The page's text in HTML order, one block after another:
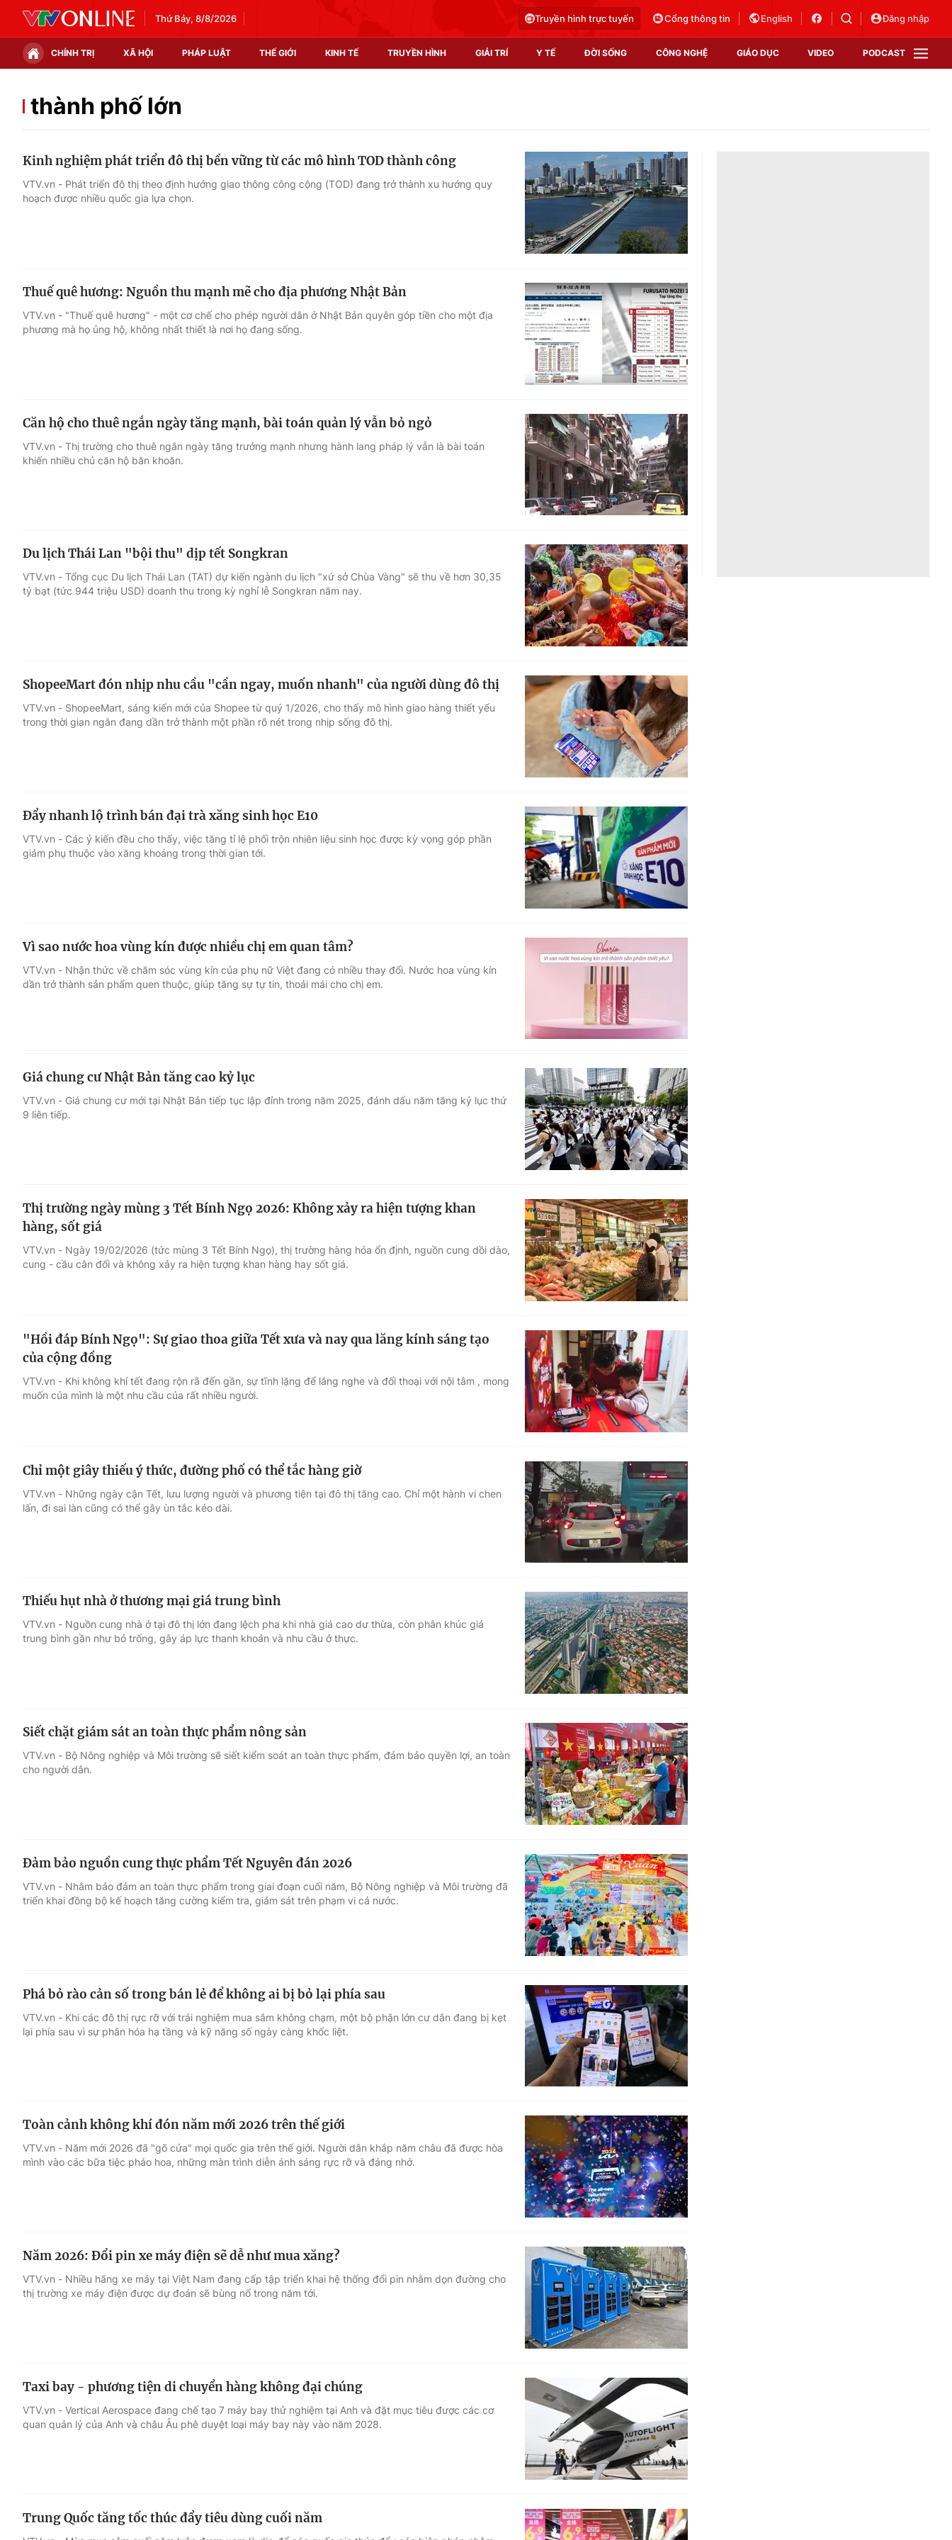
Thứ Bảy, 8/8/2026 Truyền hình trực tuyến Cổng thông tin English Đăng nhập
CHÍNH TRỊ XÃ HỘI PHÁP LUẬT THẾ GIỚI KINH TẾ TRUYỀN HÌNH GIẢI TRÍ Y TẾ ĐỜI SỐNG CÔNG NGHỆ GIÁO DỤC VIDEO PODCAST
Chính trị
Thế giới đó đây
Video
Shorts video
Podcast
EMagazine
Photo
Infographic
Góc ảnh
Điện ảnh
Âm nhạc
Sao
Du lịch
Làm đẹp
Tuyển sinh
Học trực tuyến
Công nghệ
Hitech Công nghệ tương lai
Sản phẩm
Thị trường
Tư vấn
VTV Sức khoẻ
thành phố lớn
Kinh nghiệm phát triển đô thị bền vững từ các mô hình TOD thành công
VTV.vn - Phát triển đô thị theo định hướng giao thông công cộng (TOD) đang trở thành xu hướng quy
hoạch được nhiều quốc gia lựa chọn.
Thuế quê hương: Nguồn thu mạnh mẽ cho địa phương Nhật Bản
VTV.vn - "Thuế quê hương" - một cơ chế cho phép người dân ở Nhật Bản quyên góp tiền cho một địa
phương mà họ ủng hộ, không nhất thiết là nơi họ đang sống.
Căn hộ cho thuê ngắn ngày tăng mạnh, bài toán quản lý vẫn bỏ ngỏ
VTV.vn - Thị trường cho thuê ngắn ngày tăng trưởng mạnh nhưng hành lang pháp lý vẫn là bài toán
khiến nhiều chủ căn hộ băn khoăn.
Du lịch Thái Lan "bội thu" dịp tết Songkran
VTV.vn - Tổng cục Du lịch Thái Lan (TAT) dự kiến ngành du lịch "xứ sở Chùa Vàng" sẽ thu về hơn 30,35
tỷ bạt (tức 944 triệu USD) doanh thu trong kỳ nghỉ lễ Songkran năm nay.
ShopeeMart đón nhịp nhu cầu "cần ngay, muốn nhanh" của người dùng đô thị
VTV.vn - ShopeeMart, sáng kiến mới của Shopee từ quý 1/2026, cho thấy mô hình giao hàng thiết yếu
trong thời gian ngắn đang dần trở thành một phần rõ nét trong nhịp sống đô thị.
Đẩy nhanh lộ trình bán đại trà xăng sinh học E10
VTV.vn - Các ý kiến đều cho thấy, việc tăng tỉ lệ phối trộn nhiên liệu sinh học được kỳ vọng góp phần
giảm phụ thuộc vào xăng khoáng trong thời gian tới.
Vì sao nước hoa vùng kín được nhiều chị em quan tâm?
VTV.vn - Nhận thức về chăm sóc vùng kín của phụ nữ Việt đang có nhiều thay đổi. Nước hoa vùng kín
dần trở thành sản phẩm quen thuộc, giúp tăng sự tự tin, thoải mái cho chị em.
Giá chung cư Nhật Bản tăng cao kỷ lục
VTV.vn - Giá chung cư mới tại Nhật Bản tiếp tục lập đỉnh trong năm 2025, đánh dấu năm tăng kỷ lục thứ
9 liên tiếp.
Thị trường ngày mùng 3 Tết Bính Ngọ 2026: Không xảy ra hiện tượng khan
hàng, sốt giá
VTV.vn - Ngày 19/02/2026 (tức mùng 3 Tết Bính Ngọ), thị trường hàng hóa ổn định, nguồn cung dồi dào,
cung - cầu cân đối và không xảy ra hiện tượng khan hàng hay sốt giá.
"Hồi đáp Bính Ngọ": Sự giao thoa giữa Tết xưa và nay qua lăng kính sáng tạo
của cộng đồng
VTV.vn - Khi không khí tết đang rộn rã đến gần, sự tĩnh lặng để lắng nghe và đối thoại với nội tâm , mong
muốn của mình là một nhu cầu của rất nhiều người.
Chỉ một giây thiếu ý thức, đường phố có thể tắc hàng giờ
VTV.vn - Những ngày cận Tết, lưu lượng người và phương tiện tại đô thị tăng cao. Chỉ một hành vi chen
lấn, đi sai làn cũng có thể gây ùn tắc kéo dài.
Thiếu hụt nhà ở thương mại giá trung bình
VTV.vn - Nguồn cung nhà ở tại đô thị lớn đang lệch pha khi nhà giá cao dư thừa, còn phân khúc giá
trung bình gần như bỏ trống, gây áp lực thanh khoản và nhu cầu ở thực.
Siết chặt giám sát an toàn thực phẩm nông sản
VTV.vn - Bộ Nông nghiệp và Môi trường sẽ siết kiểm soát an toàn thực phẩm, đảm bảo quyền lợi, an toàn
cho người dân.
Đảm bảo nguồn cung thực phẩm Tết Nguyên đán 2026
VTV.vn - Nhằm bảo đảm an toàn thực phẩm trong giai đoạn cuối năm, Bộ Nông nghiệp và Môi trường đã
triển khai đồng bộ kế hoạch tăng cường kiểm tra, giám sát trên phạm vi cả nước.
Phá bỏ rào cản số trong bán lẻ để không ai bị bỏ lại phía sau
VTV.vn - Khi các đô thị rực rỡ với trải nghiệm mua sắm không chạm, một bộ phận lớn cư dân đang bị kẹt
lại phía sau vì sự phân hóa hạ tầng và kỹ năng số ngày càng khốc liệt.
Toàn cảnh không khí đón năm mới 2026 trên thế giới
VTV.vn - Năm mới 2026 đã "gõ cửa" mọi quốc gia trên thế giới. Người dân khắp năm châu đã được hòa
mình vào các bữa tiệc pháo hoa, những màn trình diễn ánh sáng rực rỡ và đáng nhớ.
Năm 2026: Đổi pin xe máy điện sẽ dễ như mua xăng?
VTV.vn - Nhiều hãng xe máy tại Việt Nam đang cấp tập triển khai hệ thống đổi pin nhằm dọn đường cho
thị trường xe máy điện được dự đoán sẽ bùng nổ trong năm tới.
Taxi bay - phương tiện di chuyển hàng không đại chúng
VTV.vn - Vertical Aerospace đang chế tạo 7 máy bay thử nghiệm tại Anh và đặt mục tiêu được các cơ
quan quản lý của Anh và châu Âu phê duyệt loại máy bay này vào năm 2028.
Trung Quốc tăng tốc thúc đẩy tiêu dùng cuối năm